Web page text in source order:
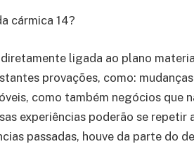
cármica 14?
ligada ao plano
provações, como:
como também negócios que
experiências poderão se repetir
passadas, houve da parte do